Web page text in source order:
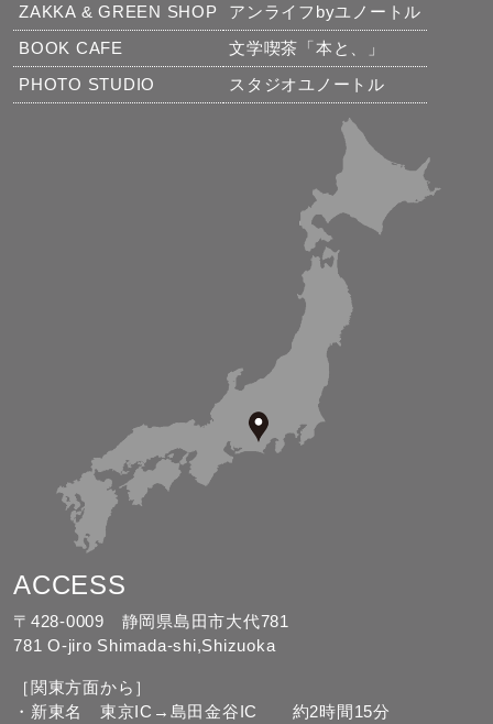
ZAKKA & GREEN SHOP
アンライフbyユノートル
BOOK CAFE
文学喫茶「本と、」
PHOTO STUDIO
スタジオユノートル
ACCESS
〒428-0009 静岡県島田市大代781
781 O-jiro Shimada-shi,Shizuoka
［関東方面から］
・新東名 東京IC→島田金谷IC 約2時間15分